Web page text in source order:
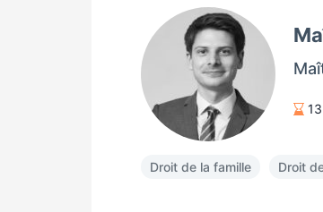
Droit de la famille Droit